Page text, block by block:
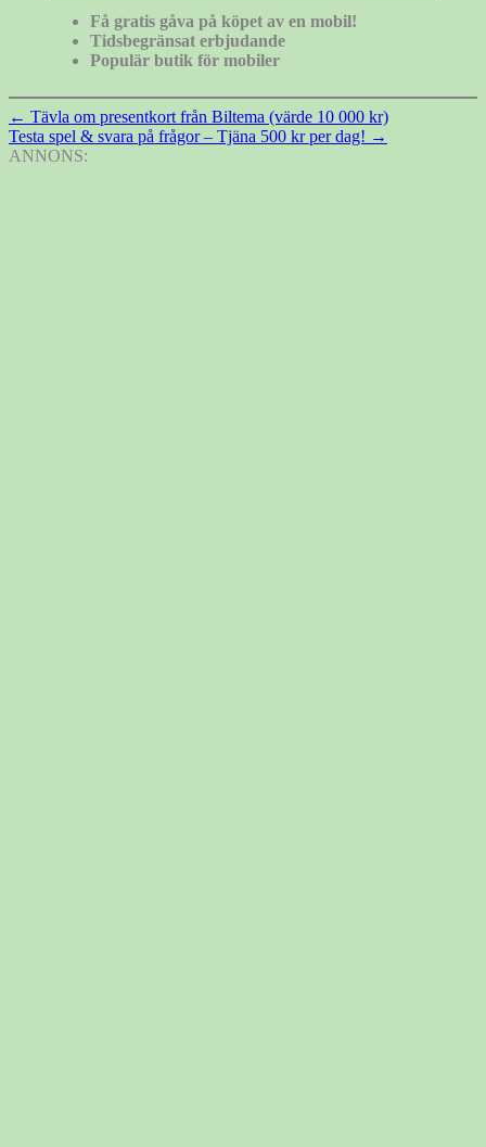
Få gratis gåva på köpet av en mobil!
Tidsbegränsat erbjudande
Populär butik för mobiler
Inläggsnavigering
← Tävla om presentkort från Biltema (värde 10 000 kr)
Testa spel & svara på frågor – Tjäna 500 kr per dag! →
ANNONS: